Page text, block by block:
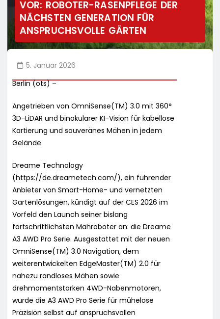
VOR: ROBOTER-RASENPFLEGE DER
NÄCHSTEN GENERATION FÜR
ANSPRUCHSVOLLE GÄRTEN
5. Januar 2026
Berlin (ots) –
Angetrieben von OmniSense(TM) 3.0 mit 360°
3D-LiDAR und binokularer KI-Vision für kabellose
Kartierung und souveränes Mähen in jedem
Gelände
Dreame Technology
(https://de.dreametech.com/), ein führender
Anbieter von Smart-Home- und vernetzten
Gartenlösungen, kündigt auf der CES 2026 im
Vorfeld den Launch seiner bislang
fortschrittlichsten Mähroboter an: die Dreame
A3 AWD Pro Serie. Ausgestattet mit der neuen
OmniSense(TM) 3.0 Navigation, dem
weiterentwickelten EdgeMaster(TM) 2.0 für
nahezu randloses Mähen sowie
drehmomentstarken 4WD-Nabenmotoren,
wurde die A3 AWD Pro Serie für mühelose
Präzision selbst auf anspruchsvollen